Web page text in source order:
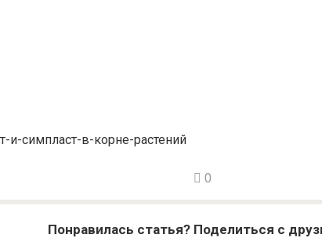
и-симпласт-в-корне-растений
0
Понравилась статья? Поделиться с